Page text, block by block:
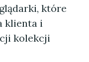
które
klienta i
kolekcji